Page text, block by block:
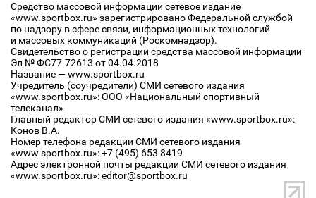
Средство массовой информации сетевое издание
«www.sportbox.ru» зарегистрировано Федеральной службой
по надзору в сфере связи, информационных технологий
и массовых коммуникаций (Роскомнадзор).
Свидетельство о регистрации средства массовой информации
Эл № ФС77-72613 от 04.04.2018
Название — www.sportbox.ru
Учредитель (соучредители) СМИ сетевого издания
«www.sportbox.ru»: ООО «Национальный спортивный
телеканал»
Главный редактор СМИ сетевого издания «www.sportbox.ru»:
Конов В.А.
Номер телефона редакции СМИ сетевого издания
«www.sportbox.ru»: +7 (495) 653 8419
Адрес электронной почты редакции СМИ сетевого издания
«www.sportbox.ru»: editor@sportbox.ru